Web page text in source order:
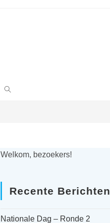
WEBSITE
Welkom, bezoekers!
Recente Berichten
Nationale Dag – Ronde 2